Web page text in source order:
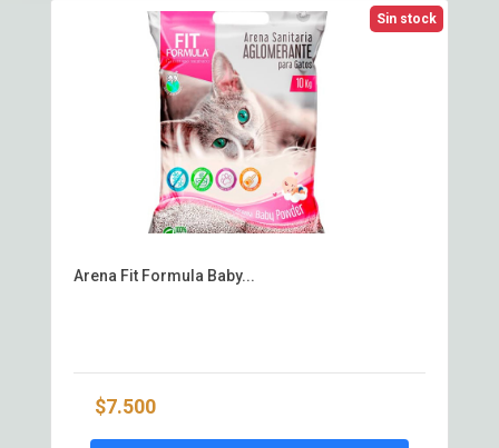
Sin stock
Arena Fit Formula Baby...
$7.500